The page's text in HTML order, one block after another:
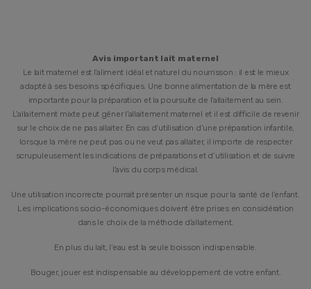
Avis important lait maternel
Le lait maternel est l’aliment idéal et naturel du nourrisson : il est le mieux
adapté à ses besoins spécifiques. Une bonne alimentation de la mère est
importante pour la préparation et la poursuite de l’allaitement au sein.
L’allaitement mixte peut gêner l’allaitement maternel et il est difficile de revenir
sur le choix de ne pas allaiter. En cas d’utilisation d’une préparation infantile,
lorsque la mère ne peut pas ou ne veut pas allaiter, il importe de respecter
scrupuleusement les indications de préparations et d’utilisation et de suivre
l’avis du corps médical.
Une utilisation incorrecte pourrait présenter un risque pour la santé de l’enfant.
Les implications socio-économiques doivent être prises en considération
dans le choix de la méthode d’allaitement.
En plus du lait, l’eau est la seule boisson indispensable.
Bouger, jouer est indispensable au développement de votre enfant.